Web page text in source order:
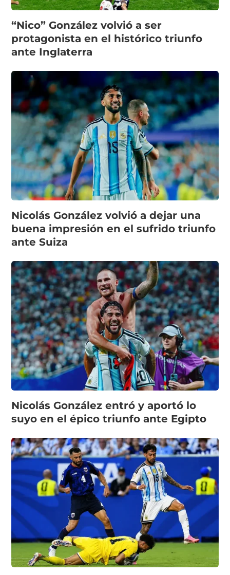
“Nico” González volvió a ser
protagonista en el histórico triunfo
ante Inglaterra
Nicolás González volvió a dejar una
buena impresión en el sufrido triunfo
ante Suiza
Nicolás González entró y aportó lo
suyo en el épico triunfo ante Egipto